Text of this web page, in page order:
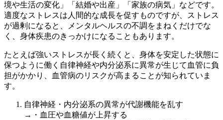
境や生活の変化」
「結婚や出産」「家族の病気」などです。
適度なストレスは人間的な成長を促すものですが、 ストレス
が過剰になると、
メンタルヘルスの不調をまねくだけでな
く、 身体疾患のきっかけになることもあります。
たとえば強いストレスが長く続くと、 身体を安定した状態に
保つように働く自律神経や内分泌系に異常が生じて血管に負
担がかかり、
血管病のリスクが高まることが知られていま
す。
自律神経・内分泌系の異常が代謝機能を乱す
→・血圧や血糖値が上昇する